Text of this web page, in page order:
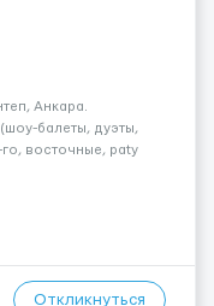
Анкара.
балеты, дуэты,
восточные, paty
в кл...
Откликнуться